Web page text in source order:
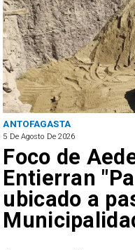
ANTOFAGASTA
5 De Agosto De 2026
Foco de
Entierran
ubicado a